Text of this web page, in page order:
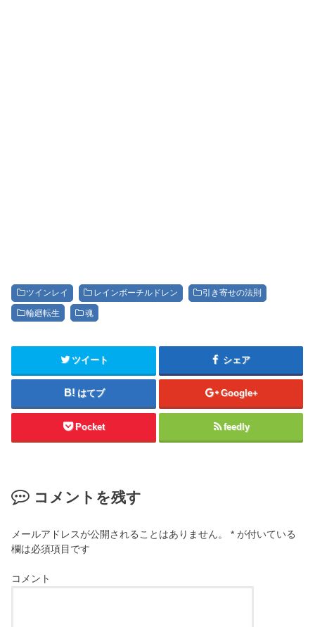
ツインレイ レインボーチルドレン 引き寄せの法則
輪廻転生 魂
ツイート シェア
はてブ Google+
Pocket feedly
コメントを残す
メールアドレスが公開されることはありません。 * が付いている
欄は必須項目です
コメント